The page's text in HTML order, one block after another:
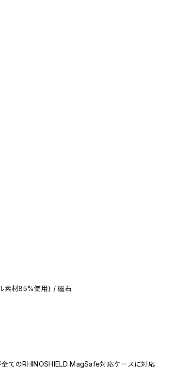
素材85%使用) / 磁石
てのRHINOSHIELD MagSafe対応ケースに対応